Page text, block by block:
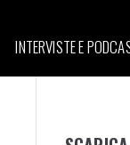
INTERVISTE E